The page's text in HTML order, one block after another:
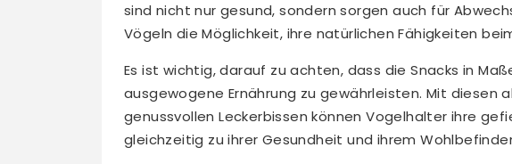
sind nicht nur gesund, sondern sorgen auch für
Vögeln die Möglichkeit, ihre natürlichen Fähigkeiten
Es ist wichtig, darauf zu achten, dass die Snacks in
ausgewogene Ernährung zu gewährleisten. Mit diesen
genussvollen Leckerbissen können Vogelhalter ihre
gleichzeitig zu ihrer Gesundheit und ihrem